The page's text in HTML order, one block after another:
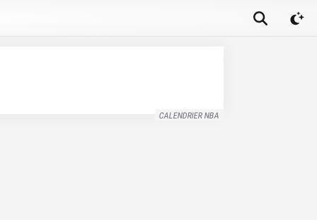
CALENDRIER NBA